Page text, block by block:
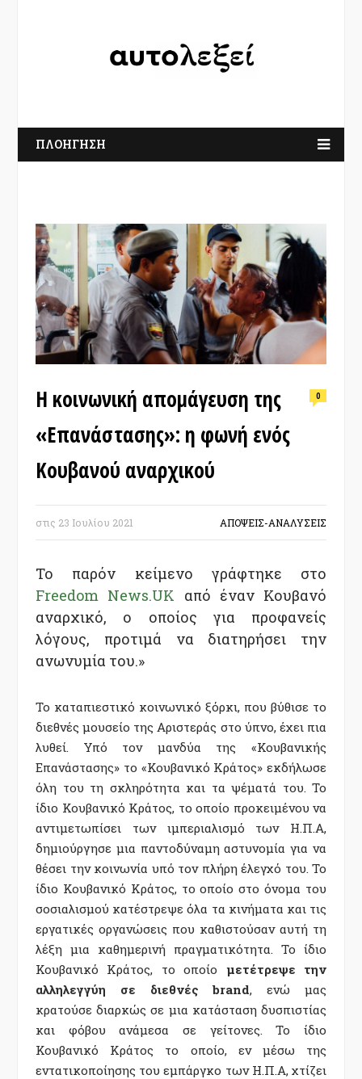
ΠΛΟΗΓΗΣΗ
Η κοινωνική απομάγευση της
«Επανάστασης»: η φωνή ενός
Κουβανού αναρχικού
0
στις 23 Ιουλίου 2021 ΑΠΟΨΕΙΣ-ΑΝΑΛΥΣΕΙΣ
Το παρόν κείμενο γράφτηκε στο
Freedom News.UK από έναν Κουβανό
αναρχικό, ο οποίος για προφανείς
λόγους, προτιμά να διατηρήσει την
ανωνυμία του.»
Το καταπιεστικό κοινωνικό ξόρκι, που βύθισε το
διεθνές μουσείο της Αριστεράς στο ύπνο, έχει πια
λυθεί. Υπό τον μανδύα της «Κουβανικής
Επανάστασης» το «Κουβανικό Κράτος» εκδήλωσε
όλη του τη σκληρότητα και τα ψέματά του. Το
ίδιο Κουβανικό Κράτος, το οποίο προκειμένου να
αντιμετωπίσει των ιμπεριαλισμό των Η.Π.Α,
δημιούργησε μια παντοδύναμη αστυνομία για να
θέσει την κοινωνία υπό τον πλήρη έλεγχό του. Το
ίδιο Κουβανικό Κράτος, το οποίο στο όνομα του
σοσιαλισμού κατέστρεψε όλα τα κινήματα και τις
εργατικές οργανώσεις που καθιστούσαν αυτή τη
λέξη μια καθημερινή πραγματικότητα. Το ίδιο
Κουβανικό Κράτος, το οποίο μετέτρεψε την
αλληλεγγύη σε διεθνές brand, ενώ μας
κρατούσε διαρκώς σε μια κατάσταση δυσπιστίας
και φόβου ανάμεσα σε γείτονες. Το ίδιο
Κουβανικό Κράτος το οποίο, εν μέσω της
εντατικοποίησης του εμπάργκο των Η.Π.Α, χτίζει